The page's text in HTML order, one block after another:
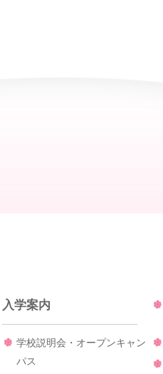
入学案内
学校説明会・オープンキャン
パス